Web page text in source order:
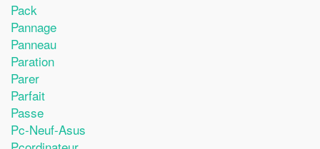
Pack
Pannage
Panneau
Paration
Parer
Parfait
Passe
Pc-Neuf-Asus